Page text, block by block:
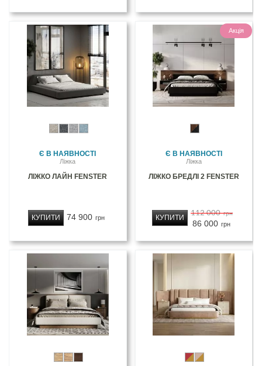
Є В НАЯВНОСТІ
Ліжка
ЛІЖКО ЛАЙН FENSTER
74 900 грн
КУПИТИ
Акція
Є В НАЯВНОСТІ
Ліжка
ЛІЖКО БРЕДЛІ 2 FENSTER
112 000 грн
86 000 грн
КУПИТИ